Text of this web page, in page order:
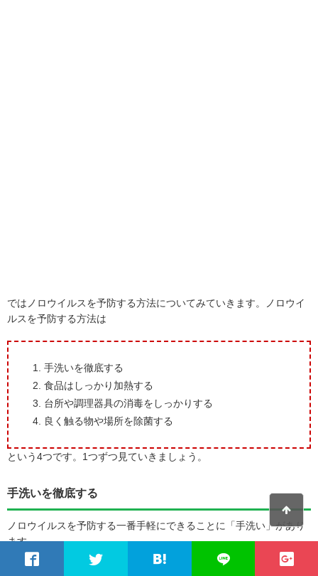
ではノロウイルスを予防する方法についてみていきます。ノロウイ
ルスを予防する方法は
手洗いを徹底する
食品はしっかり加熱する
台所や調理器具の消毒をしっかりする
良く触る物や場所を除菌する
という4つです。1つずつ見ていきましょう。
手洗いを徹底する
ノロウイルスを予防する一番手軽にできることに「手洗い」があり
ます。